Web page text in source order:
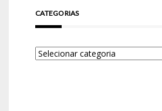
CATEGORIAS